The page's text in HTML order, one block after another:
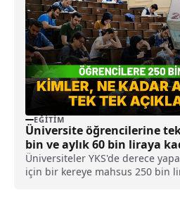
EĞITIM
Üniversite öğrencilerine
bin ve aylık 60 bin liraya
desteği
Üniversiteler YKS'de derece
için bir kereye mahsus 250 bin